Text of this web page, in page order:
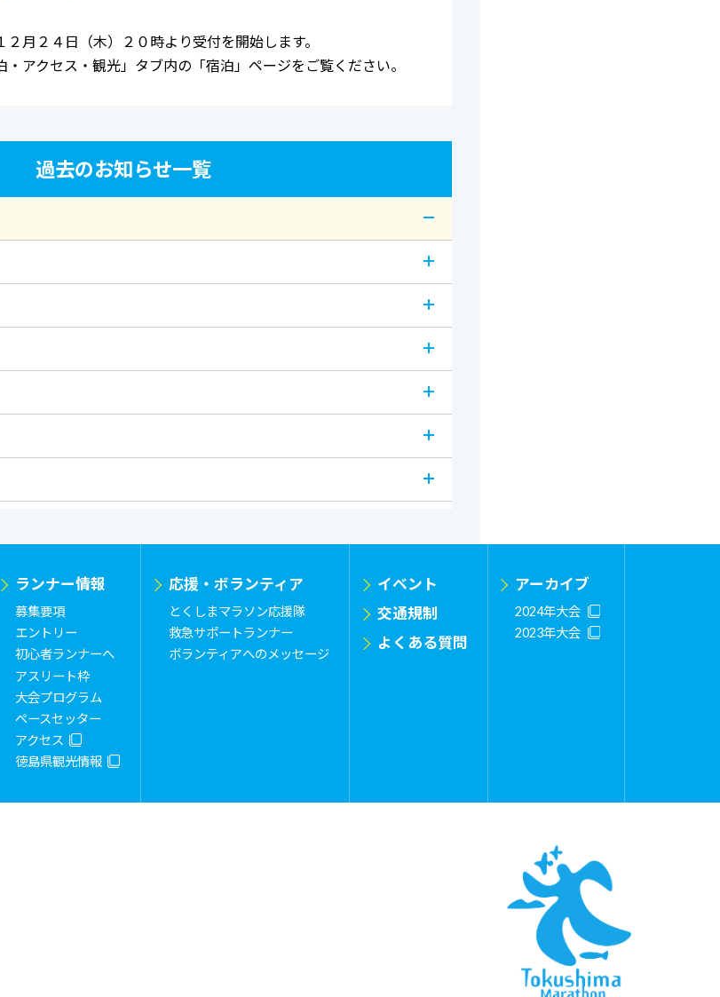
月２４日（木）２０時より受付を開始します。
アクセス・観光」タブ内の「宿泊」ページをご覧ください。
過去のお知らせ一覧
ランナー情報
募集要項
エントリー
初心者ランナーへ
アスリート枠
大会プログラム
ペースセッター
アクセス
徳島県観光情報
応援・ボランティア
とくしまマラソン応援隊
救急サポートランナー
ボランティアへのメッセージ
イベント
交通規制
よくある質問
アーカイブ
2024年大会
2023年大会